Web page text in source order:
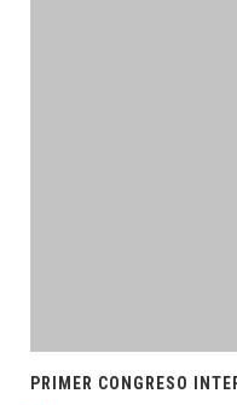
PRIMER CONGRESO